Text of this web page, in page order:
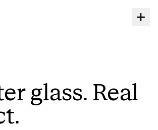
glass. Real